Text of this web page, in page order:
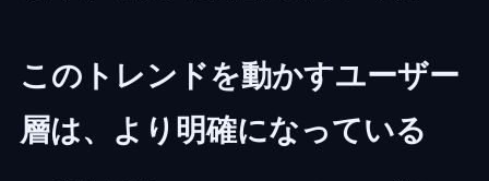
このトレンドを動かすユーザー
層は、より明確になっている